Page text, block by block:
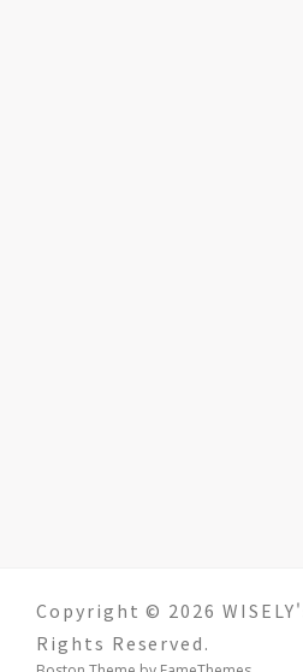
Copyright © 2026
Rights Reserved.